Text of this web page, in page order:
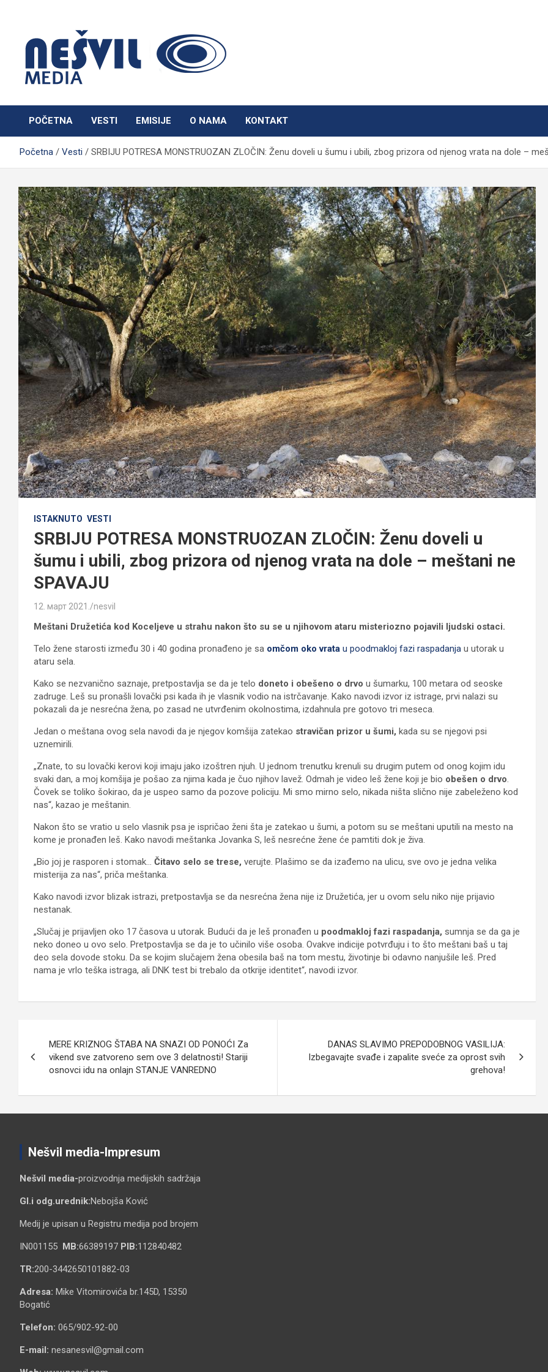
Nešvil Media Bogatić
POČETNA VESTI EMISIJE O NAMA KONTAKT
Početna Vesti SRBIJU POTRESA MONSTRUOZAN ZLOČIN: Ženu doveli u šumu i ubili, zbog prizora od njenog vrata na dole –
ISTAKNUTO VESTI
SRBIJU POTRESA MONSTRUOZAN ZLOČIN: Ženu doveli u
šumu i ubili, zbog prizora od njenog vrata na dole – meštani ne
SPAVAJU
12. март 2021. nesvil
Meštani Družetića kod Koceljeve u strahu nakon što su se u njihovom ataru misteriozno pojavili ljudski ostaci.
Telo žene starosti između 30 i 40 godina pronađeno je sa omčom oko vrata u poodmakloj fazi raspadanja u utorak u
ataru sela.
Kako se nezvanično saznaje, pretpostavlja se da je telo doneto i obešeno o drvo u šumarku, 100 metara od seoske
zadruge. Leš su pronašli lovački psi kada ih je vlasnik vodio na istrčavanje. Kako navodi izvor iz istrage, prvi nalazi su
pokazali da je nesrećna žena, po zasad ne utvrđenim okolnostima, izdahnula pre gotovo tri meseca.
Jedan o meštana ovog sela navodi da je njegov komšija zatekao stravičan prizor u šumi, kada su se njegovi psi
uznemirili.
„Znate, to su lovački kerovi koji imaju jako izoštren njuh. U jednom trenutku krenuli su drugim putem od onog kojim idu
svaki dan, a moj komšija je pošao za njima kada je čuo njihov lavež. Odmah je video leš žene koji je bio obešen o drvo
Čovek se toliko šokirao, da je uspeo samo da pozove policiju. Mi smo mirno selo, nikada ništa slično nije zabeleženo kod
nas“, kazao je meštanin.
Nakon što se vratio u selo vlasnik psa je ispričao ženi šta je zatekao u šumi, a potom su se meštani uputili na mesto na
kome je pronađen leš. Kako navodi meštanka Jovanka S, leš nesrećne žene će pamtiti dok je živa.
„Bio joj je rasporen i stomak… Čitavo selo se trese, verujte. Plašimo se da izađemo na ulicu, sve ovo je jedna velika
misterija za nas“, priča meštanka.
Kako navodi izvor blizak istrazi, pretpostavlja se da nesrećna žena nije iz Družetića, jer u ovom selu niko nije prijavio
nestanak.
„Slučaj je prijavljen oko 17 časova u utorak. Budući da je leš pronađen u poodmakloj fazi raspadanja, sumnja se da ga je
neko doneo u ovo selo. Pretpostavlja se da je to učinilo više osoba. Ovakve indicije potvrđuju i to što meštani baš u taj
deo sela dovode stoku. Da se kojim slučajem žena obesila baš na tom mestu, životinje bi odavno nanjušile leš. Pred
nama je vrlo teška istraga, ali DNK test bi trebalo da otkrije identitet“, navodi izvor.
чланка
MERE KRIZNOG ŠTABA NA SNAZI OD PONOĆI Za
vikend sve zatvoreno sem ove 3 delatnosti! Stariji
osnovci idu na onlajn STANJE VANREDNO
DANAS SLAVIMO PREPODOBNOG VASILIJA:
Izbegavajte svađe i zapalite sveće za oprost svih
grehova!
Nešvil media-Impresum
Nešvil media-proizvodnja medijskih sadržaja
Gl.i odg.urednik:Nebojša Ković
Medij je upisan u Registru medija pod brojem
IN001155 MB:66389197 PIB:112840482
TR:200-3442650101882-03
Adresa: Mike Vitomirovića br.145D, 15350
Bogatić
Telefon: 065/902-92-00
E-mail: nesanesvil@gmail.com